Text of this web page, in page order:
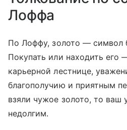
Лоффа
По Лоффу, золото — символ
Покупать или находить
карьерной лестнице,
благополучию и приятным
взяли чужое золото, то ваш
недолгим.